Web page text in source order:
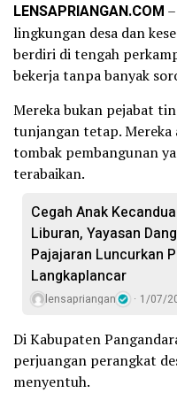
LENSAPRIANGAN.COM
lingkungan desa dan
berdiri di tengah
bekerja tanpa banyak
Mereka bukan pejabat
tunjangan tetap. Mereka
tombak pembangunan
terabaikan.
Cegah Anak
Liburan, Yayasan
Pajajaran Luncurkan
Langkaplancar
lensapriangan 1/07/
Di Kabupaten
perjuangan perangkat
menyentuh.